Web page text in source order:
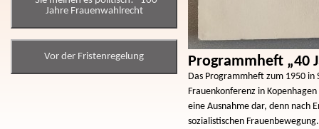
Jahre Frauenwahlrecht
Vor der Fristenregelung Programmheft „40
Das Programmheft zum 1950
Frauenkonferenz in
eine Ausnahme dar, denn nach
sozialistischen Frauenbewegung.